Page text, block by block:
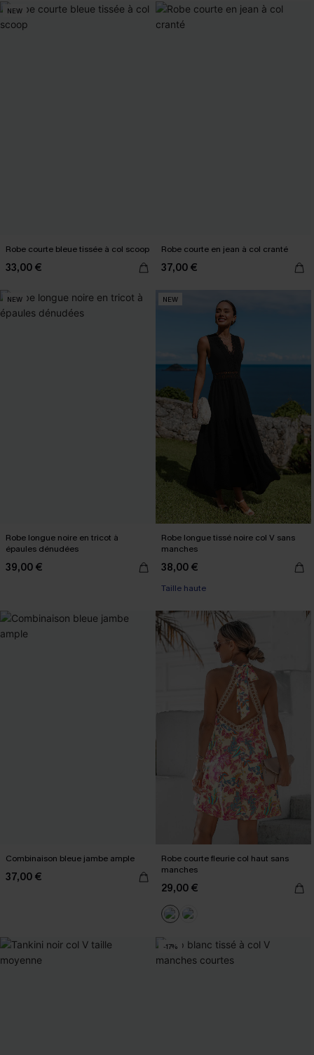
NEW
Robe courte bleue tissée à col scoop
33,00 €
Robe courte en jean à col cranté
37,00 €
NEW
Robe longue noire en tricot à
épaules dénudées
39,00 €
NEW
Robe longue tissé noire col V sans
manches
38,00 €
Taille haute
Combinaison bleue jambe ample
37,00 €
Robe courte fleurie col haut sans
manches
29,00 €
-17%